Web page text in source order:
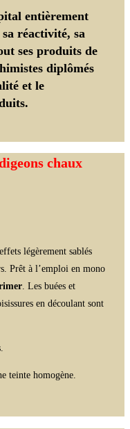
entièrement
réactivité, sa
ses produits de
diplômés
et le
chaux
légèrement sablés
Prêt à l’emploi en mono
. Les buées et
en découlant sont
teinte homogène.